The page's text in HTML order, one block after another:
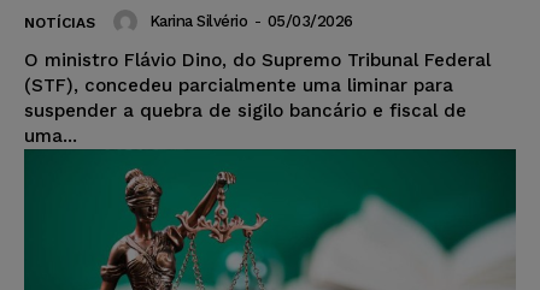
NOTÍCIAS Karina Silvério - 05/03/2026
O ministro Flávio Dino, do Supremo Tribunal Federal
(STF), concedeu parcialmente uma liminar para
suspender a quebra de sigilo bancário e fiscal de
uma...